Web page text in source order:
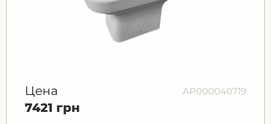
Цена АР000040719
7421 грн